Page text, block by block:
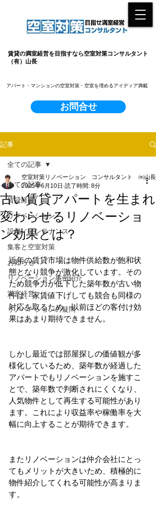
賃貸の満室経営を目指すなら空室対策コンサルタント
（有）山長
お問合せ
​アパート・マンションの空室対策・空室を埋めるアイディア満載
記事
全ての記事
賃貸経営
リノベーション
設備／メンテナンス
集客と空室対策
お知らせ
リノベーション事例紹介
満室経営
リノベーションの疑問
全ての記事
古い賃貸アパートを生まれ
変わらせるリノベーショ
ン効果とは？
空室対策リノベーション コンサルタント ㈲山長
2025年6月10日 読了時間: 8分
近年の賃貸市場は物件供給数が飽和状
態となり競争が激化しています。その
ため競争力が低下した築年数が古い物
件は、家賃値下げしても競合も同様の
対応を取るため、以前ほどの客付け効
果はあまり期待できません。
しかし最近では部屋探しの価値観が多
様化しているため、築年数が経過した
アパートでもリノベーションを施すこ
とで、築年数で判断されにくくなり、
人気物件として再生する可能性があり
ます。これにより収益率や稼働率を大
幅に向上することが期待できます。
またリノベーションは仲介会社にとっ
てもメリットが大きいため、積極的に
物件紹介してくれる可能性が高まりま
す。